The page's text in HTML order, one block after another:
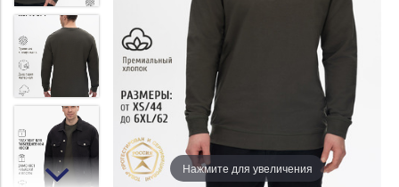
Нажмите для увеличения